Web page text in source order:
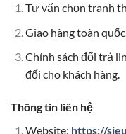
Tư vấn chọn tranh
Giao hàng toàn
Chính sách đổi trả
đối cho khách hàng.
Thông tin liên hệ
Website: https://